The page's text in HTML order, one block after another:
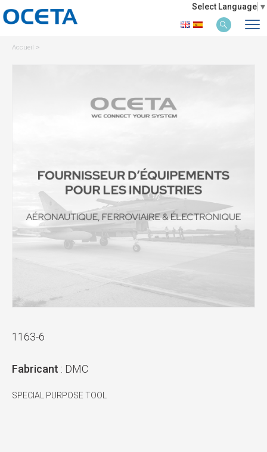
Select Language ▼
Accueil >
1163-6
Fabricant : DMC
SPECIAL PURPOSE TOOL